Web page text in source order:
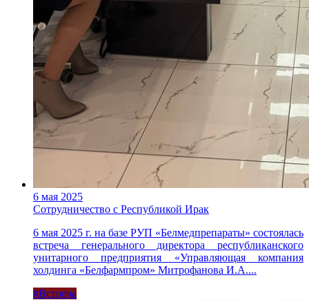
6 мая 2025
Сотрудничество с Республикой Ирак
6 мая 2025 г. на базе РУП «Белмедпрепараты» состоялась
встреча генерального директора республиканского
унитарного предприятия «Управляющая компания
холдинга «Белфармпром» Митрофанова И.А....
#Встреча